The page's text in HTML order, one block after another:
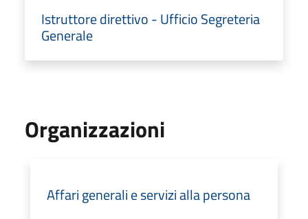
Istruttore direttivo - Ufficio Segreteria
Generale
Organizzazioni
Affari generali e servizi alla persona